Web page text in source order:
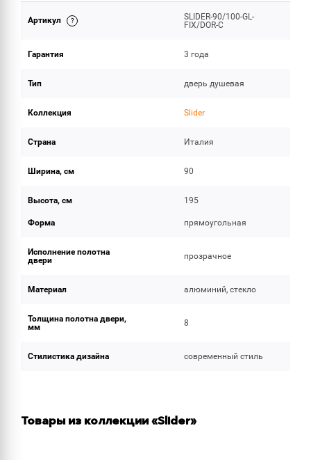
ОБЪЕМ ПОСТАВКИ
Артикул
SLIDER-90/100-GL-
FIX/DOR-C
Гарантия 3 года
Тип дверь душевая
Коллекция Slider
Страна Италия
Ширина, см 90
Высота, см 195
Форма прямоугольная
Исполнение полотна
двери
прозрачное
Материал алюминий, стекло
Толщина полотна двери,
мм
8
Стилистика дизайна современный стиль
Товары из коллекции «Slider»